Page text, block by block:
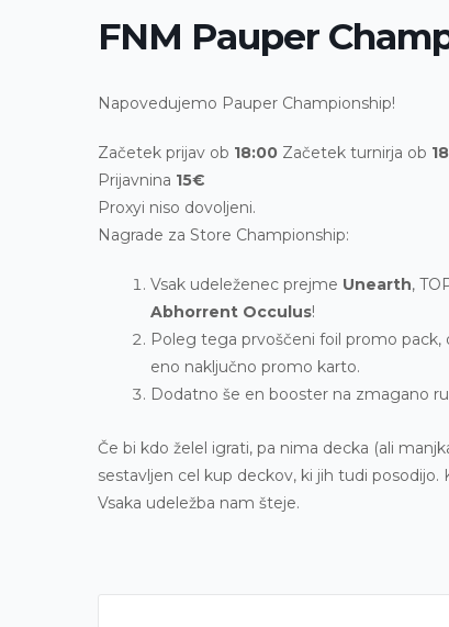
FNM Pauper
Napovedujemo Pauper Championship!
Začetek prijav ob 18:00 Začetek turnirja ob
Prijavnina 15€
Proxyi niso dovoljeni.
Nagrade za Store Championship:
Vsak udeleženec prejme Unearth,
Abhorrent Occulus!
Poleg tega prvoščeni foil promo pack,
eno naključno promo karto.
Dodatno še en booster na zmagano
Če bi kdo želel igrati, pa nima decka (ali
sestavljen cel kup deckov, ki jih tudi
Vsaka udeležba nam šteje.